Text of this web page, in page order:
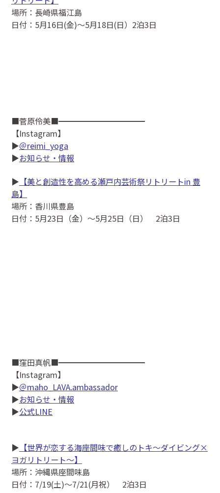
場所：長崎県福江島
日付：5月16日(金)〜5月18日(日）2泊3日
■菅原伶美■━━━━━━━━━━━
【Instagram】
▶＠reimi_yoga
▶お知らせ・情報
▶ 【美と創造性を高める瀬戸内芸術祭リトリートin 豊
島】
場所：香川県豊島
日付：5月23日（金）～5月25日（日） 2泊3日
■窪田真帆■━━━━━━━━━━━
【Instagram】
▶＠maho_LAVA.ambassador
▶お知らせ・情報
▶公式LINE
▶ 【世界が恋する海座間味で癒しのトキ～ダイビング×
ヨガリトリート～】
場所：沖縄県座間味島
日付：7/19(土)〜7/21(月祝） 2泊3日